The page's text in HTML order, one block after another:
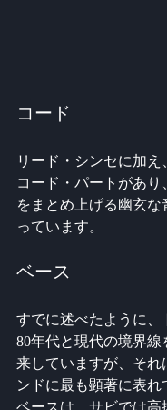
コード
リード・シンセに加え
コード・パートがあ
をまとめ上げる幽玄な
っています。
ベース
すでに述べたように、
80年代と現代の境界線
来していますが、それ
ンドに最も顕著に表れ